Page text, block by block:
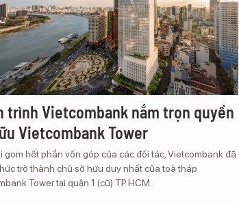
trình Vietcombank nắm trọn quyền
Vietcombank Tower
gom hết phần vốn góp của các đối tác, Vietcombank đã
trở thành chủ sở hữu duy nhất của toà tháp
Tower tại quận 1 (cũ) TP.HCM.